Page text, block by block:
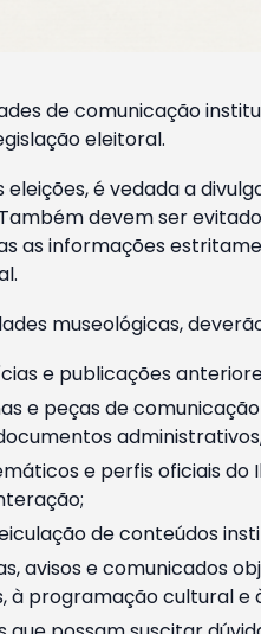
de comunicação
eleitoral.
é vedada a
devem ser
as informações
museológicas,
e publicações
e peças de
e perfis oficiais do
de conteúdos
avisos e comunicados
à programação cultural e